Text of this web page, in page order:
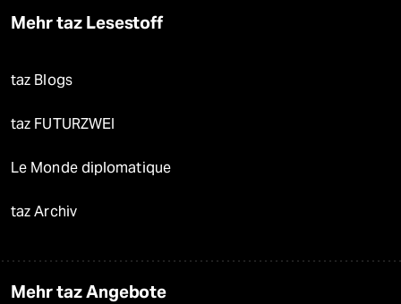
Mehr taz Lesestoff
taz Blogs
taz FUTURZWEI
Le Monde diplomatique
taz Archiv
Mehr taz Angebote